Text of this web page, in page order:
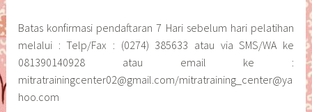
Batas konfirmasi pendaftaran 7 Hari sebelum hari pelatihan
melalui : Telp/Fax : (0274) 385633 atau via SMS/WA ke
081390140928 atau email ke :
mitratrainingcenter02@gmail.com/mitratraining_center@ya
hoo.com